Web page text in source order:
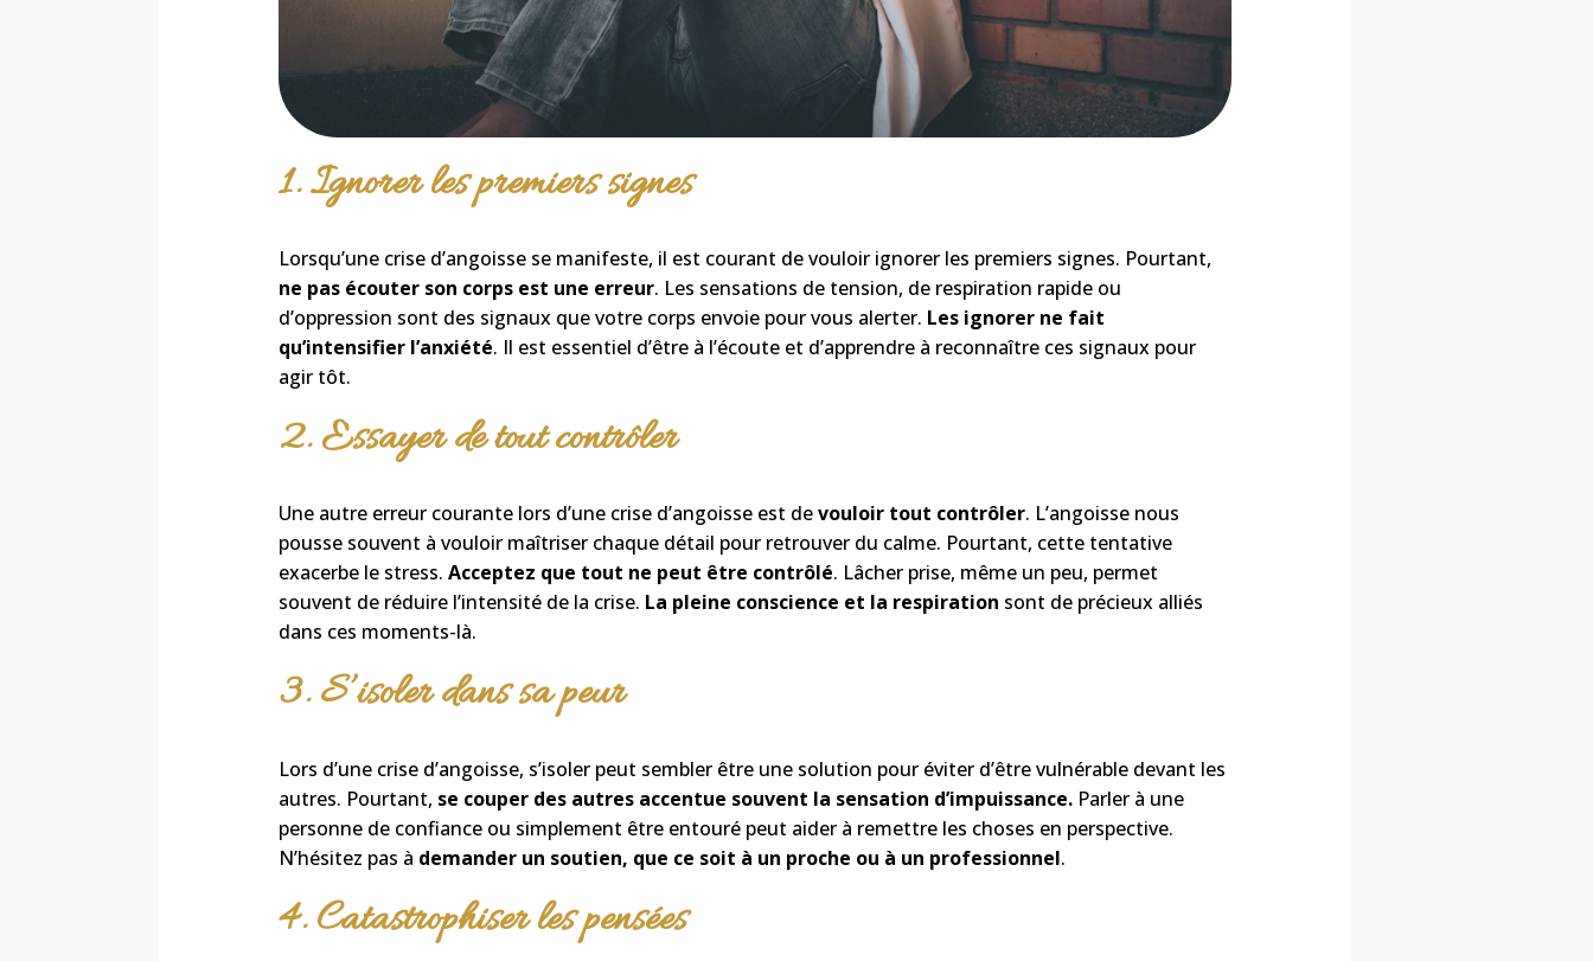
1. Ignorer les premiers signes
Lorsqu’une crise d’angoisse se manifeste, il est courant de vouloir ignorer les premiers signes. Pourtant,
ne pas écouter son corpsest une erreur. Les sensations de tension, de respiration rapide ou
d’oppression sont des signaux que votre corps envoie pour vous alerter. Les ignorer ne fait
qu’intensifier l’anxiété. Il est essentiel d’être à l’écoute et d’apprendre à reconnaître ces signaux pour
agir tôt.
2. Essayer de tout contrôler
Une autre erreur courante lors d’une crise d’angoisse est devouloir tout contrôler. L’angoisse nous
pousse souvent à vouloir maîtriser chaque détail pour retrouver du calme. Pourtant, cette tentative
exacerbe le stress. Acceptez que tout ne peut être contrôlé. Lâcher prise, même un peu, permet
souvent de réduire l’intensité de la crise. La pleine conscience et la respiration sont de précieux alliés
dans ces moments-là.
3. S’isoler dans sa peur
Lors d’une crise d’angoisse, s’isoler peut sembler être une solution pour éviter d’être vulnérable devant les
autres. Pourtant, se couper des autresaccentue souvent la sensation d’impuissance.Parler à une
personne de confiance ou simplement être entouré peut aider à remettre les choses en perspective.
N’hésitez pas à demander un soutien, que ce soit à un proche ou à un professionnel.
4. Catastrophiser les pensées